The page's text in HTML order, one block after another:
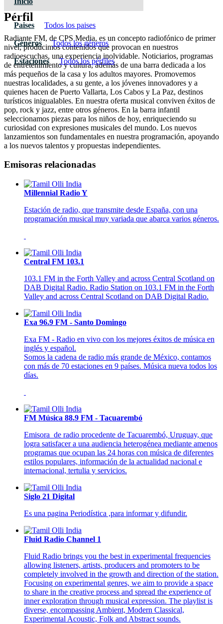
Paises Todos los paises
Géneros Todos los géneros
Estaciones Todos los pérfiles
Pérfil
Radiante FM, de CPS Media, es un concepto radiofónico de primer
nivel; producimos contenidos que provocan en nuestros
radioescuchas, una experiencia inolvidable. Noticiarios, programas
de entretenimiento y cultura, además de una barra dedicada a los
más pequeños de la casa y los adultos mayores. Promovemos
nuestras localidades, a su gente, a los jóvenes innovadores y a
quienes hacen de Puerto Vallarta, Los Cabos y La Paz, destinos
turísticos inigualables. En nuestra oferta musical conviven éxitos de
pop, rock y jazz, entre otros géneros. En la barra infantil
seleccionamos piezas para los niños de hoy, enriqueciendo su
curiosidad con expresiones musicales del mundo. Los nuevos
lanzamientos son fundamentales en nuestra programación, apoyando
a los nuevos talentos y propuestas independientes.
Emisoras relacionadas
Millennial Radio Y
Estación de radio, que transmite desde España, con una
programación musical muy variada que abarca varios géneros.
Central FM 103.1
103.1 FM in the Forth Valley and across Central Scotland on
DAB Digital Radio. Radio Station on 103.1 FM in the Forth
Valley and across Central Scotland on DAB Digital Radio.
Exa 96.9 FM - Santo Domingo
Exa FM - Radio en vivo con los mejores éxitos de música en
inglés y español.
Somos la cadena de radio más grande de México, contamos
con más de 70 estaciones en 9 países. Música nueva todos los
días.
FM Música 88.9 FM - Tacuarembó
Emisora de radio procedente de Tacuarembó, Uruguay, que
logra satisfacer a una audiencia heterogénea mediante amenos
programas que ocupan las 24 horas con música de diferentes
estilos populares, información de la actualidad nacional e
internacional, tertulia y servicios.
Siglo 21 Digital
Es una pagina Periodística ,para informar y difundir.
Fluid Radio Channel 1
Fluid Radio brings you the best in experimental frequencies
allowing listeners, artists, producers and promoters to be
completely involved in the growth and direction of the station.
Focusing on experimental genres, we aim to provide a space
to share in the creative process and spread the experience of
inner exploration through musical expression. The playlist is
diverse, encompassing Ambient, Modern Classical,
Experimental Acoustic, Folk and Abstract sounds.